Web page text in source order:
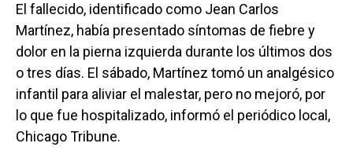
El fallecido, identificado como Jean Carlos
Martínez, había presentado síntomas de fiebre y
dolor en la pierna izquierda durante los últimos dos
o tres días. El sábado, Martínez tomó un analgésico
infantil para aliviar el malestar, pero no mejoró, por
lo que fue hospitalizado, informó el periódico local,
Chicago Tribune.